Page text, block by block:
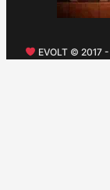
EVOLT © 2017